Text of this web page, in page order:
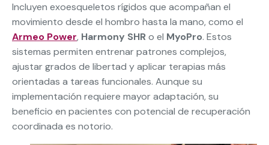
Incluyen exoesqueletos rígidos que acompañan el
movimiento desde el hombro hasta la mano, como el
Armeo Power, Harmony SHRo el MyoPro. Estos
sistemas permiten entrenar patrones complejos,
ajustar grados de libertad y aplicar terapias más
orientadas a tareas funcionales. Aunque su
implementación requiere mayor adaptación, su
beneficio en pacientes con potencial de recuperación
coordinada es notorio.